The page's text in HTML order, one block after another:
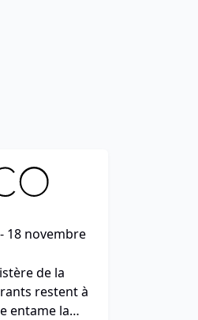
18 novembre
de la
restent à
entame la